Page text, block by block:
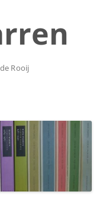
Rooij